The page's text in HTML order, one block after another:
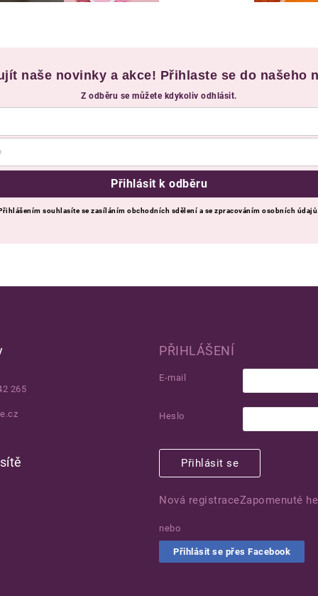
naše novinky a akce! Přihlaste se do našeho
Z odběru se můžete kdykoliv odhlásit.
Přihlásit k odběru
souhlasíte se zasíláním obchodních sdělení a se zpracováním osobních
265
PŘIHLÁŠENÍ
E-mail
Heslo
Přihlásit se
Nová registraceZapomenuté
nebo
Přihlásit se přes Facebook